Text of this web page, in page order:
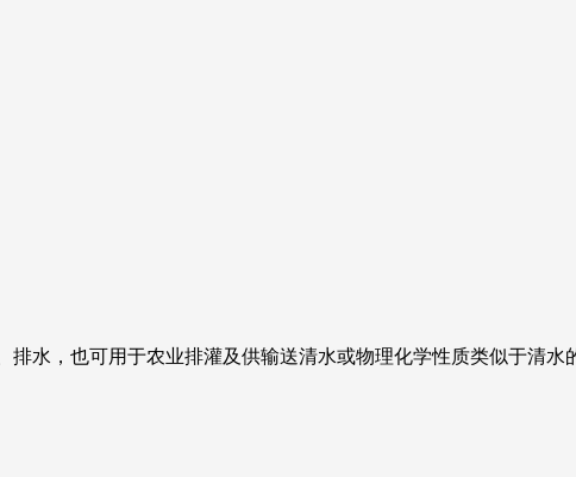
水，也可用于农业排灌及供输送清水或物理化学性质类似于清水